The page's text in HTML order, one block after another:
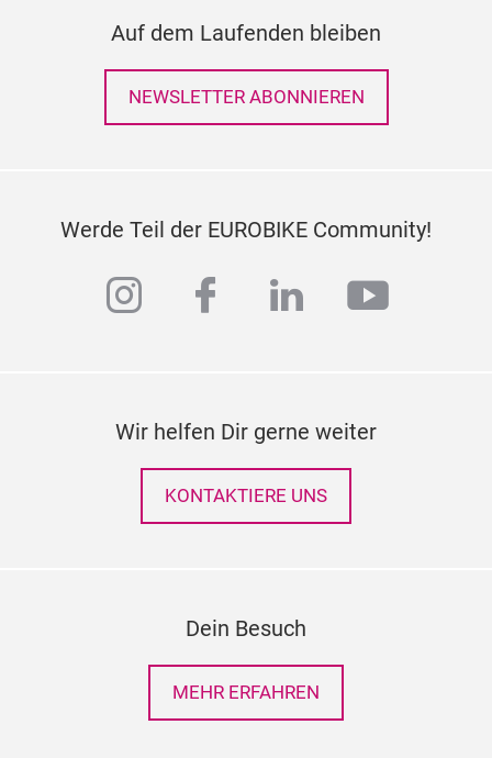
Auf dem Laufenden bleiben
NEWSLETTER ABONNIEREN
Werde Teil der EUROBIKE Community!
instagram
facebook
linkedin
Wir helfen Dir gerne weiter
KONTAKTIERE UNS
Dein Besuch
MEHR ERFAHREN